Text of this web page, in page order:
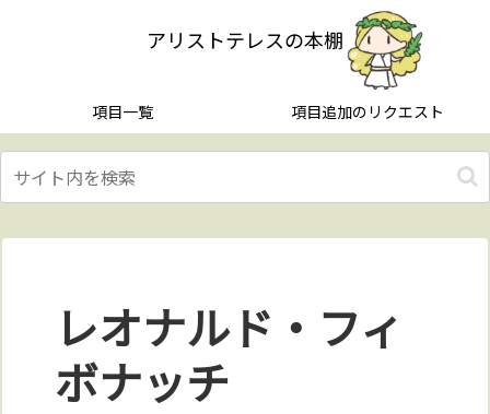
アリストテレスの本棚
項目一覧 項目追加のリクエスト
レオナルド・フィ
ボナッチ